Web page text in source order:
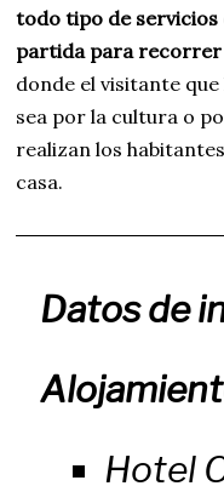
todo tipo de
partida para recorrer
donde el visitante
sea por la cultura o
realizan los
casa.
Datos de
Hotel